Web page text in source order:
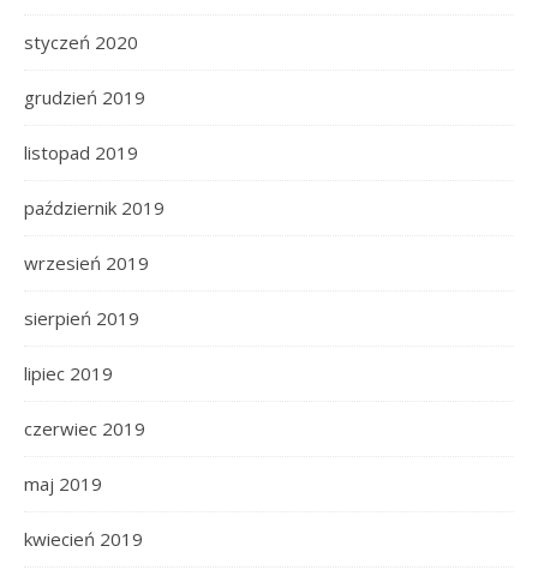
styczeń 2020
grudzień 2019
listopad 2019
październik 2019
wrzesień 2019
sierpień 2019
lipiec 2019
czerwiec 2019
maj 2019
kwiecień 2019